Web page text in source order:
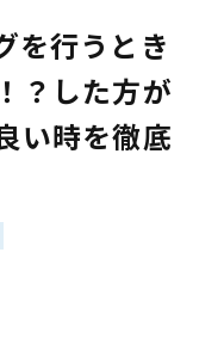
を行うとき
？した方が
い時を徹底